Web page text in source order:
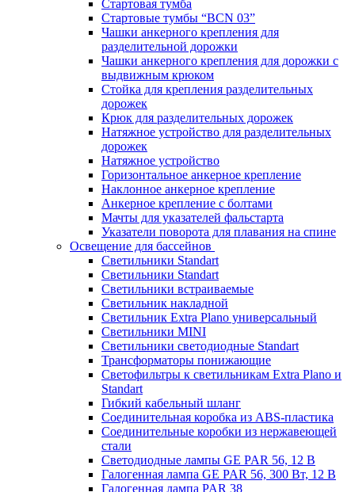
Стартовая тумба
Стартовые тумбы “BCN 03”
Чашки анкерного крепления для
разделительной дорожки
Чашки анкерного крепления для дорожки с
выдвижным крюком
Стойка для крепления разделительных
дорожек
Крюк для разделительных дорожек
Натяжное устройство для разделительных
дорожек
Натяжное устройство
Горизонтальное анкерное крепление
Наклонное анкерное крепление
Анкерное крепление с болтами
Мачты для указателей фальстарта
Указатели поворота для плавания на спине
Освещение для бассейнов
Светильники Standart
Светильники Standart
Светильники встраиваемые
Светильник накладной
Светильник Extra Plano универсальный
Светильники MINI
Светильники светодиодные Standart
Трансформаторы понижающие
Светофильтры к светильникам Extra Plano и
Standart
Гибкий кабельный шланг
Соединительная коробка из ABS-пластика
Соединительные коробки из нержавеющей
стали
Светодиодные лампы GE PAR 56, 12 В
Галогенная лампа GE PAR 56, 300 Вт, 12 В
Галогенная лампа PAR 38